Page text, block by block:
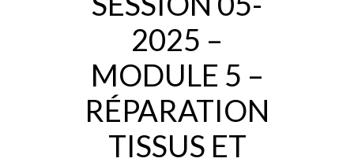
2025 –
MODULE 5 –
RÉPARATION
TISSUS ET